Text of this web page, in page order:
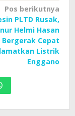
Pos berikutnya
PLTD Rusak,
Helmi Hasan
Bergerak Cepat
Listrik
Enggano